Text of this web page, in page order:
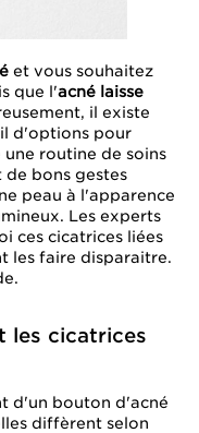
et vous souhaitez
que l'acné laisse
il existe
d'options pour
routine de soins
bons gestes
peau à l'apparence
Les experts
ces cicatrices liées
les faire disparaitre.
les cicatrices
d'un bouton d'acné
diffèrent selon